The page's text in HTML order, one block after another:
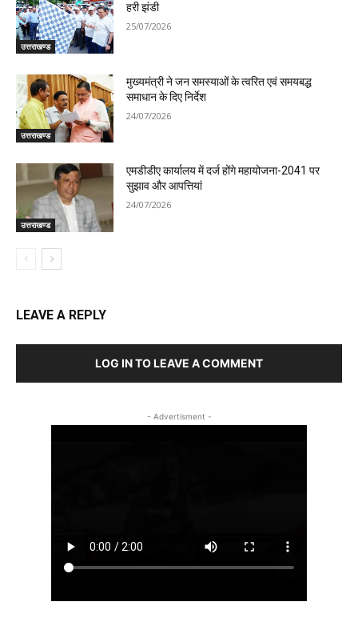
उत्तराखण्ड
हरी झंडी
25/07/2026
उत्तराखण्ड
मुख्यमंत्री ने जन समस्याओं के त्वरित एवं समयबद्ध
समाधान के दिए निर्देश
24/07/2026
उत्तराखण्ड
एमडीडीए कार्यालय में दर्ज होंगे महायोजना-2041 पर
सुझाव और आपत्तियां
24/07/2026
LEAVE A REPLY
LOG IN TO LEAVE A COMMENT
- Advertisment -